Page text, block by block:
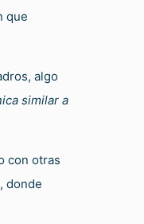
que
algo
similar a
con otras
donde